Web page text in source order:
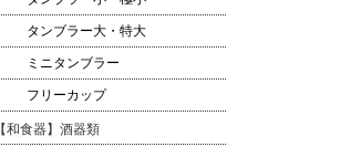
タンブラー大・特大
ミニタンブラー
フリーカップ
【和食器】酒器類